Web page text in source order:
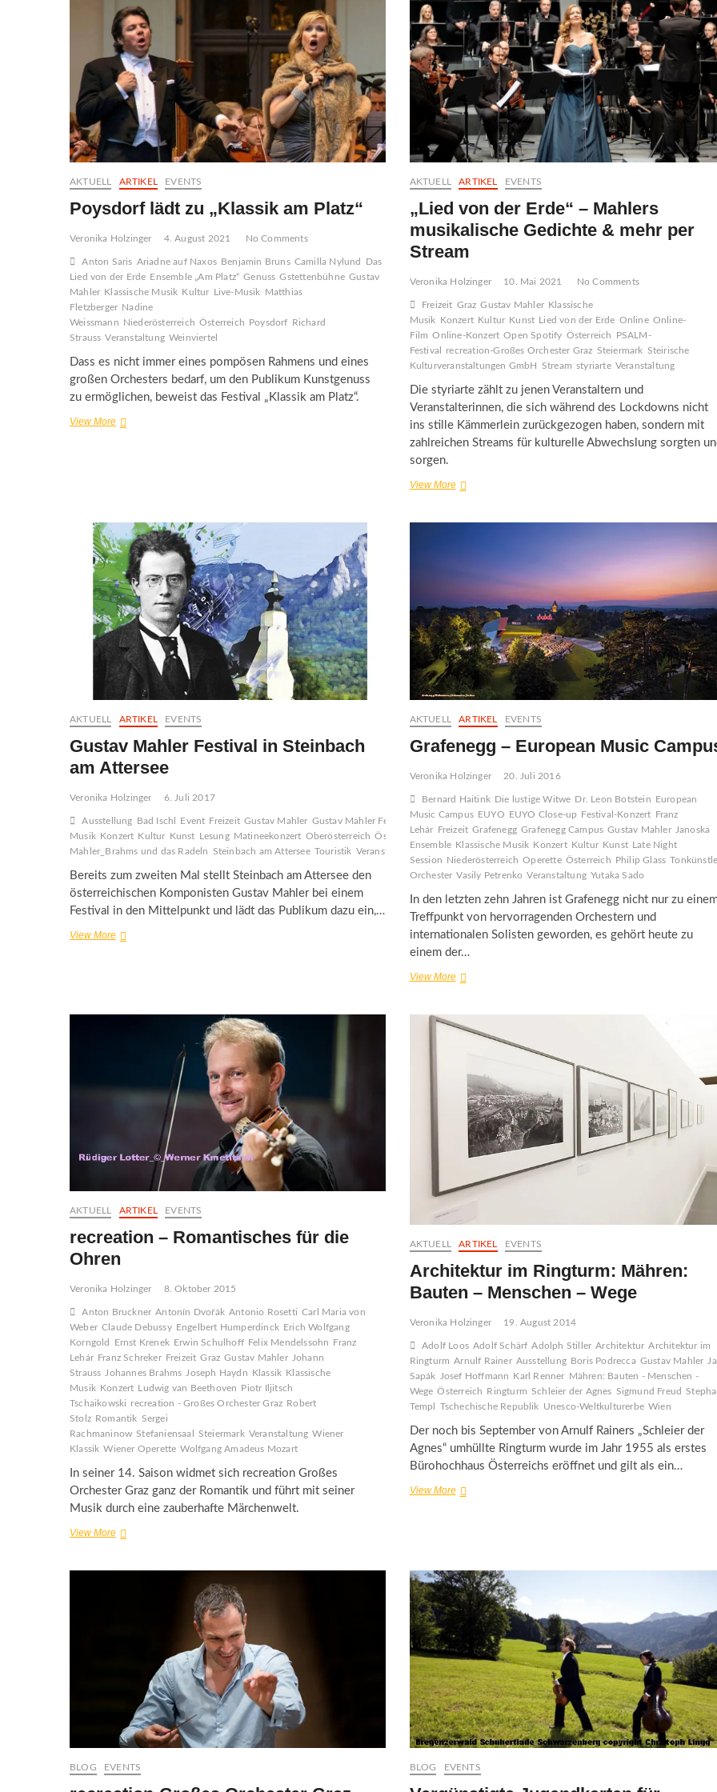
AKTUELL ARTIKEL EVENTS
Poysdorf lädt zu „Klassik am Platz“
Veronika Holzinger 4. August 2021 No Comments
Anton Saris Ariadne auf Naxos Benjamin Bruns Camilla Nylund
Das
Lied von der Erde Ensemble „Am Platz“ Genuss Gstettenbühne Gustav
Mahler Klassische Musik Kultur Live-Musik Matthias
Fletzberger Nadine
Weissmann Niederösterreich Österreich Poysdorf Richard
Strauss Veranstaltung Weinviertel
Dass es nicht immer eines pompösen Rahmens und eines
großen Orchesters bedarf, um den Publikum Kunstgenuss
zu ermöglichen, beweist das Festival „Klassik am Platz“.
View MorePoysdorf
AKTUELL ARTIKEL EVENTS
„Lied von der Erde“ – Mahlers
musikalische Gedichte & mehr per
Stream
Veronika Holzinger 10. Mai 2021 No Comments
Freizeit Graz Gustav Mahler Klassische
Musik Konzert Kultur Kunst Lied von der Erde Online Online-
Film Online-Konzert Open Spotify Österreich
PSALM-
Festival
recreation-Großes Orchester Graz Steiermark Steirische
Kulturveranstaltungen GmbH Stream styriarte Veranstaltung
Die styriarte zählt zu jenen Veranstaltern und
Veranstalterinnen, die sich während des Lockdowns nicht
ins stille Kämmerlein zurückgezogen haben, sondern mit
zahlreichen Streams für kulturelle Abwechslung sorgten
sorgen.
View More„Lied
Gedichte
mehr
per
Stream
AKTUELL ARTIKEL EVENTS
Gustav Mahler Festival in Steinbach
am Attersee
Veronika Holzinger 6. Juli 2017
Ausstellung Bad Ischl Event Freizeit Gustav Mahler Gustav Mahler Festival Kammerkonzert Klassische
Musik Konzert Kultur Kunst Lesung Matineekonzert Oberösterreich Österreich Radfahren Salzkammergut Schifffahrt Sonderausstellung
Mahler_Brahms und das Radeln Steinbach am Attersee Touristik Veranstaltung
Bereits zum zweiten Mal stellt Steinbach am Attersee den
österreichischen Komponisten Gustav Mahler bei einem
Festival in den Mittelpunkt und lädt das Publikum dazu ein,…
View MoreGustav
AKTUELL ARTIKEL EVENTS
Grafenegg – European Music
Veronika Holzinger 20. Juli 2016
Bernard Haitink Die lustige Witwe Dr. Leon Botstein European
Music Campus EUYO EUYO Close-up Festival-Konzert Franz
Lehár Freizeit Grafenegg Grafenegg Campus Gustav Mahler
Janoska
Ensemble Klassische Musik Konzert Kultur Kunst Late Night
Session Niederösterreich Operette Österreich Philip Glass
Orchester Vasily Petrenko Veranstaltung Yutaka Sado
In den letzten zehn Jahren ist Grafenegg nicht nur zu
Treffpunkt von hervorragenden Orchestern und
internationalen Solisten geworden, es gehört heute zu
einem der…
View MoreGrafenegg
Campus
AKTUELL ARTIKEL EVENTS
recreation – Romantisches für die
Ohren
Veronika Holzinger 8. Oktober 2015
Anton Bruckner Antonín Dvořák Antonio Rosetti Carl Maria von
Weber Claude Debussy Engelbert Humperdinck Erich Wolfgang
Korngold
Ernst Krenek Erwin Schulhoff Felix Mendelssohn
Franz
Lehár Franz Schreker Freizeit Graz Gustav Mahler Johann
Strauss Johannes Brahms Joseph Haydn Klassik Klassische
Musik Konzert Ludwig van Beethoven
Piotr Iljitsch
Tschaikowski recreation - Großes Orchester Graz Robert
Stolz Romantik Sergei
Rachmaninow Stefaniensaal Steiermark Veranstaltung Wiener
Klassik Wiener Operette Wolfgang Amadeus Mozart
In seiner 14. Saison widmet sich recreation Großes
Orchester Graz ganz der Romantik und führt mit seiner
Musik durch eine zauberhafte Märchenwelt.
View Morerecreation
AKTUELL ARTIKEL EVENTS
Architektur im Ringturm: Mähren:
Bauten – Menschen – Wege
Veronika Holzinger 19. August 2014
Adolf Loos Adolf Schärf Adolph Stiller Architektur Architektur im
Ringturm Arnulf Rainer Ausstellung Boris Podrecca Gustav Mahler
Sapák
Josef Hoffmann Karl Renner Mähren: Bauten - Menschen -
Wege Österreich Ringturm Schleier der Agnes Sigmund Freud
Templ
Tschechische Republik Unesco-Weltkulturerbe Wien
Der noch bis September von Arnulf Rainers „Schleier der
Agnes“ umhüllte Ringturm wurde im Jahr 1955 als erstes
Bürohochhaus Österreichs eröffnet und gilt als ein…
View MoreArchitektur
Menschen
–
Wege
BLOG EVENTS BLOG EVENTS